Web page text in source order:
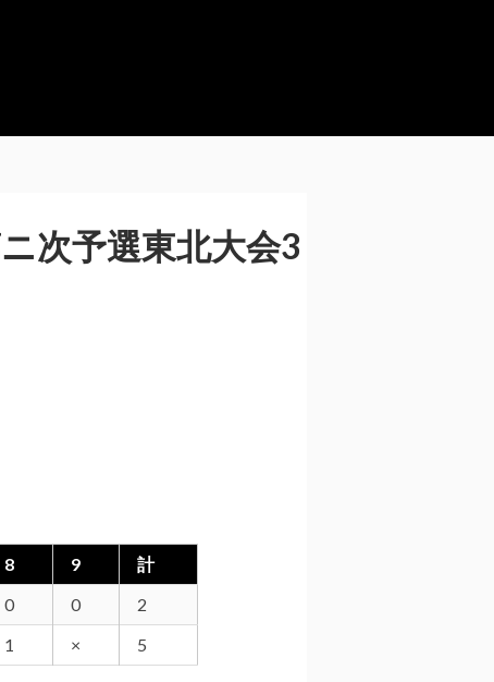
次予選東北大会3
8 9
計
0 0
2
1 × 5